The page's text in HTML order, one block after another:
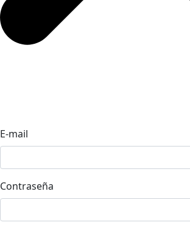
E-mail
Contraseña